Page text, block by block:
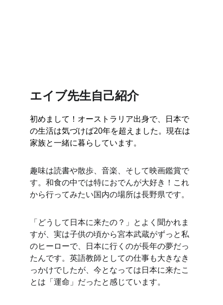
エイブ先生自己紹介
初めまして！オーストラリア出身で、日本で
の生活は気づけば20年を超えました。現在は
家族と一緒に暮らしています。
趣味は読書や散歩、音楽、そして映画鑑賞で
す。和食の中では特におでんが大好き！これ
から行ってみたい国内の場所は長野県です。
「どうして日本に来たの？」とよく聞かれま
すが、実は子供の頃から宮本武蔵がずっと私
のヒーローで、日本に行くのが長年の夢だっ
たんです。英語教師としての仕事も大きなき
っかけでしたが、今となっては日本に来たこ
とは「運命」だったと感じています。